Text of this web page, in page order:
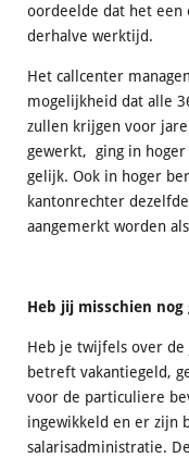
oordeelde dat het een
derhalve werktijd.
Het callcenter
mogelijkheid dat alle
zullen krijgen voor
gewerkt, ging in
gelijk. Ook in hoger
kantonrechter
aangemerkt worden
Heb jij misschien nog
Heb je twijfels over
betreft vakantiegeld,
voor de particuliere
ingewikkeld en er zijn
salarisadministratie.